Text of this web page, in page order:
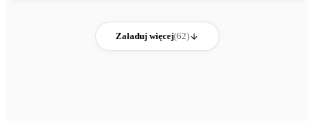
Załaduj więcej(62)